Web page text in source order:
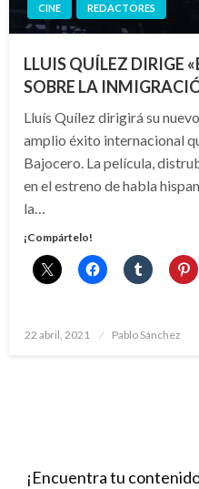
CINE REDACTORES
LLUIS QUÍLEZ DIRIGE
SOBRE LA
Lluís Quílez dirigirá su
amplio éxito internacional
Bajocero. La película,
en el estreno de habla
la…
¡Compártelo!
Publicado
22 abril, 2021 Pablo Sánchez
¡Encuentra tu